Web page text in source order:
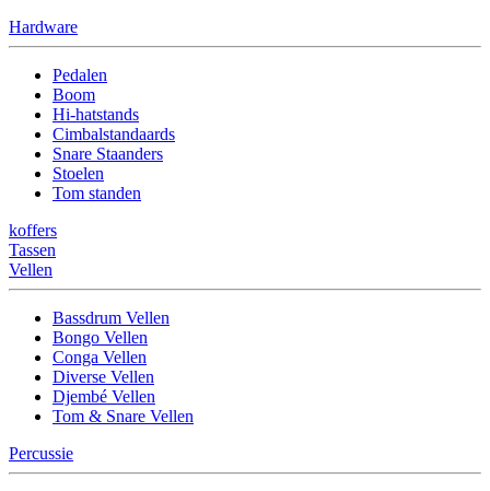
Hardware
Pedalen
Boom
Hi-hatstands
Cimbalstandaards
Snare Staanders
Stoelen
Tom standen
koffers
Tassen
Vellen
Bassdrum Vellen
Bongo Vellen
Conga Vellen
Diverse Vellen
Djembé Vellen
Tom & Snare Vellen
Percussie